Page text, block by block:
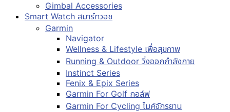
Gimbal Accessories
Smart Watch สมาร์ทวอช
Garmin
Navigator
Wellness & Lifestyle เพื่อสุขภาพ
Running & Outdoor วิ่งออกกำลังกาย
Instinct Series
Fenix & Epix Series
Garmin For Golf กอล์ฟ
Garmin For Cycling ไมค์จักรยาน